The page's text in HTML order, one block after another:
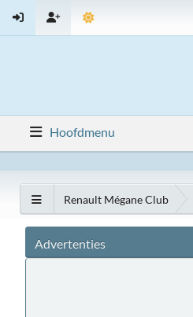
Hoofdmenu
Renault Mégane Club
Advertenties